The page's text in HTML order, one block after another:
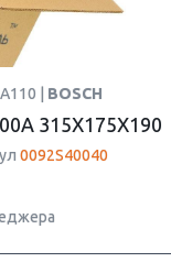
| BOSCH
315X175X190
0092S40040